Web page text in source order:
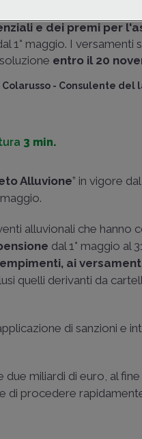
e dei premi per
1° maggio. I
entro il 20
Colarusso - Consulente del
3 min.
Alluvione” in vigore
alluvionali che hanno
dal 1° maggio al
ai
quelli derivanti da
di sanzioni e
miliardi di euro, al
di procedere